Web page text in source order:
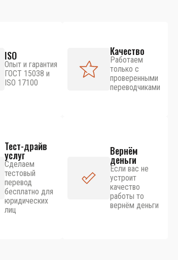
ISO
Опыт и гарантия
ГОСТ 15038 и
ISO 17100
Качество
Работаем
только с
проверенными
переводчиками
Тест-драйв
услуг
Сделаем
тестовый
перевод
бесплатно для
юридических
лиц
Вернём
деньги
Если вас не
устроит
качество
работы то
вернём деньги